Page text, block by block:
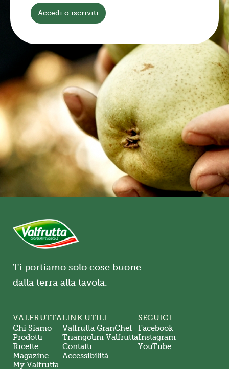
Accedi o iscriviti
Ti portiamo solo cose buone
dalla terra alla tavola.
VALFRUTTA
Chi Siamo
Prodotti
Ricette
Magazine
My Valfrutta
LINK UTILI
Valfrutta GranChef
Triangolini Valfrutta
Contatti
Accessibilità
SEGUICI
Facebook
Instagram
YouTube